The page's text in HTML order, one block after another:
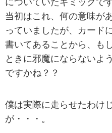
についていたギミックです
当初はこれ、何の意味が
っていましたが、カード
書いてあることから、も
ときに邪魔にならないよ
ですかね？？
僕は実際に走らせたわけ
が・・・。